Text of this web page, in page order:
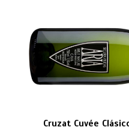
Cruzat Cuvée